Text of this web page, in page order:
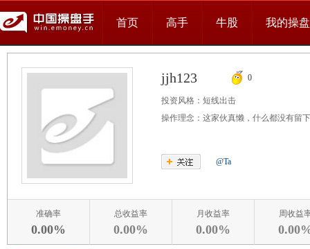
首页 高手 牛股 我的操
jjh123 0
投资风格： 短线出击
操作理念： 这家伙真懒，什么都没有留
@Ta
准确率
0.00%
总收益率
0.00%
月收益率
0.00%
周收益